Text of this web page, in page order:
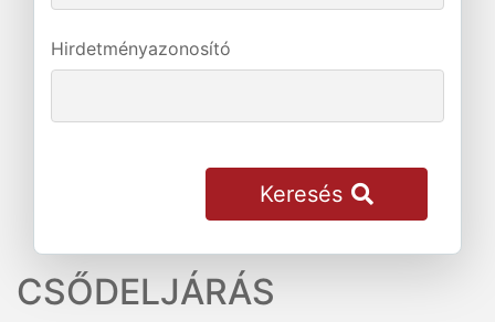
Hirdetményazonosító
Keresés
CSŐDELJÁRÁS